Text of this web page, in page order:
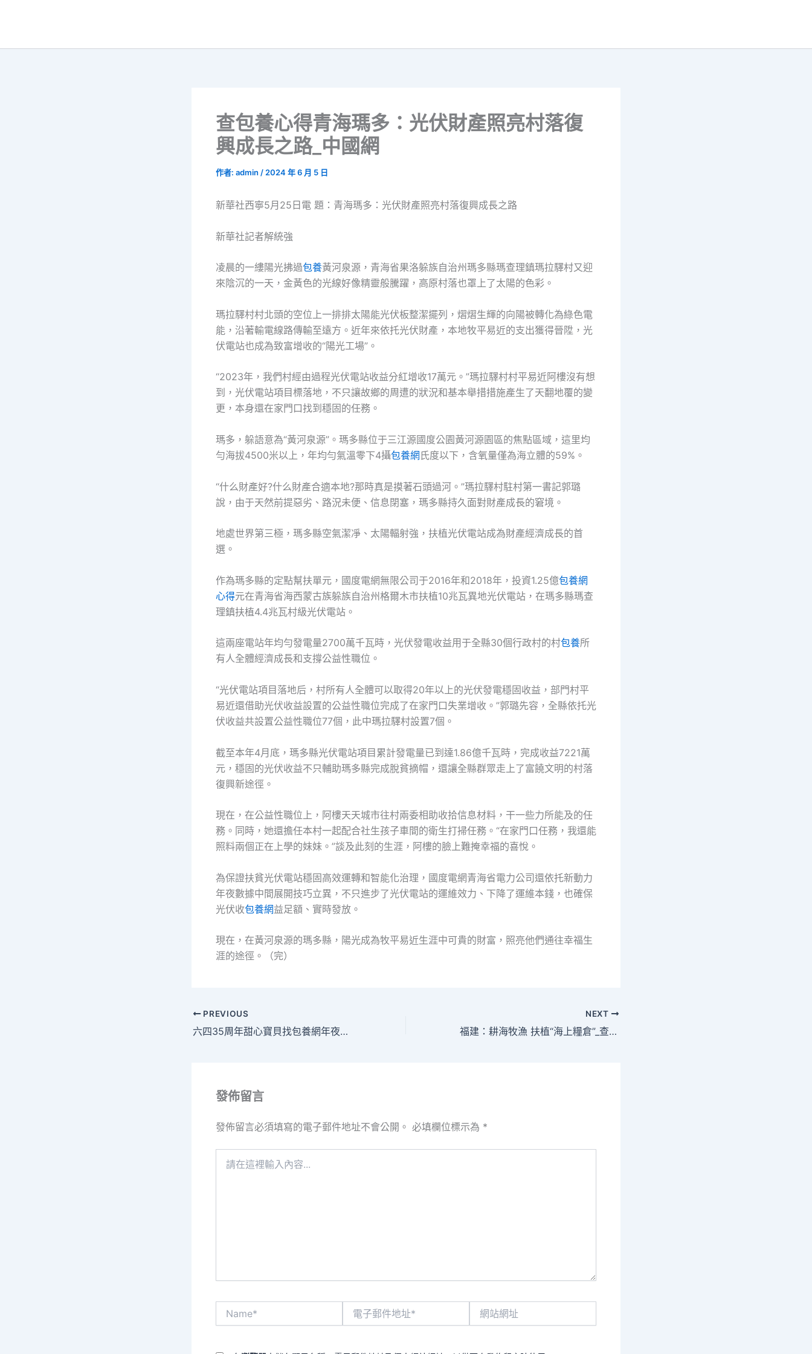
查包養心得青海瑪多：光伏財產照亮村落復
興成長之路_中國網
作者: admin / 2024 年 6 月 5 日
新華社西寧5月25日電 題：青海瑪多：光伏財產照亮村落復興成長之路
新華社記者解統強
凌晨的一縷陽光拂過包養黃河泉源，青海省果洛躲族自治州瑪多縣瑪查理鎮瑪拉驛村又迎
來陰沉的一天，金黃色的光線好像精靈般騰躍，高原村落也罩上了太陽的色彩。
瑪拉驛村村北頭的空位上一排排太陽能光伏板整潔擺列，熠熠生輝的向陽被轉化為綠色電
能，沿著輸電線路傳輸至遠方。近年來依托光伏財產，本地牧平易近的支出獲得晉陞，光
伏電站也成為致富增收的“陽光工場”。
“2023年，我們村經由過程光伏電站收益分紅增收17萬元。”瑪拉驛村村平易近阿樓沒有想
到，光伏電站項目標落地，不只讓故鄉的周遭的狀況和基本舉措措施產生了天翻地覆的變
更，本身還在家門口找到穩固的任務。
瑪多，躲語意為“黃河泉源”。瑪多縣位于三江源國度公園黃河源園區的焦點區域，這里均
勻海拔4500米以上，年均勻氣溫零下4攝包養網氏度以下，含氧量僅為海立體的59%。
“什么財產好?什么財產合適本地?那時真是摸著石頭過河。”瑪拉驛村駐村第一書記郭璐
說，由于天然前提惡劣、路況未便、信息閉塞，瑪多縣持久面對財產成長的窘境。
地處世界第三極，瑪多縣空氣潔凈、太陽輻射強，扶植光伏電站成為財產經濟成長的首
選。
作為瑪多縣的定點幫扶單元，國度電網無限公司于2016年和2018年，投資1.25億包養網
心得元在青海省海西蒙古族躲族自治州格爾木市扶植10兆瓦異地光伏電站，在瑪多縣瑪查
理鎮扶植4.4兆瓦村級光伏電站。
這兩座電站年均勻發電量2700萬千瓦時，光伏發電收益用于全縣30個行政村的村包養所
有人全體經濟成長和支撐公益性職位。
“光伏電站項目落地后，村所有人全體可以取得20年以上的光伏發電穩固收益，部門村平
易近還借助光伏收益設置的公益性職位完成了在家門口失業增收。”郭璐先容，全縣依托光
伏收益共設置公益性職位77個，此中瑪拉驛村設置7個。
截至本年4月底，瑪多縣光伏電站項目累計發電量已到達1.86億千瓦時，完成收益7221萬
元，穩固的光伏收益不只輔助瑪多縣完成脫貧摘帽，還讓全縣群眾走上了富饒文明的村落
復興新途徑。
現在，在公益性職位上，阿樓天天城市往村兩委相助收拾信息材料，干一些力所能及的任
務。同時，她還擔任本村一起配合社生孩子車間的衛生打掃任務。“在家門口任務，我還能
照料兩個正在上學的妹妹。”談及此刻的生涯，阿樓的臉上難掩幸福的喜悅。
為保證扶貧光伏電站穩固高效運轉和智能化治理，國度電網青海省電力公司還依托新動力
年夜數據中間展開技巧立異，不只進步了光伏電站的運維效力、下降了運維本錢，也確保
光伏收包養網益足額、實時發放。
現在，在黃河泉源的瑪多縣，陽光成為牧平易近生涯中可貴的財富，照亮他們通往幸福生
涯的途徑。（完）
PREVIOUS
六四35周年甜心寶貝找包養網年夜學成嚴控重點 高校企業暫停所有人全體運動(圖)
NEXT
福建：耕海牧漁 扶植“海上糧倉”_查包養網中國網
發佈留言
發佈留言必須填寫的電子郵件地址不會公開。 必填欄位標示為 *